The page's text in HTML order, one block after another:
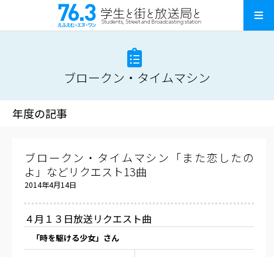
ブロークン・タイムマシン
年度の記事
ブロークン・タイムマシン「また恋したの
よ」などリクエスト13曲
2014年4月14日
４月１３日放送リクエスト曲
「時を駆ける少女」さん